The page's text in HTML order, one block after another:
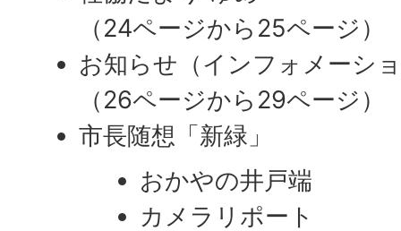
（24ページから25ページ）
お知らせ（インフォメーシ
（26ページから29ページ）
市長随想「新緑」
おかやの井戸端
カメラリポート